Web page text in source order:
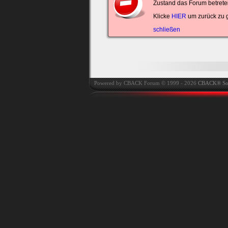
automatisch einloggen.
Onlinestatus
Zustand das Forum
Klicke HIER um zurück zu
schließen
Powered by CBACK Forum © 1999 - 2026CBACK®